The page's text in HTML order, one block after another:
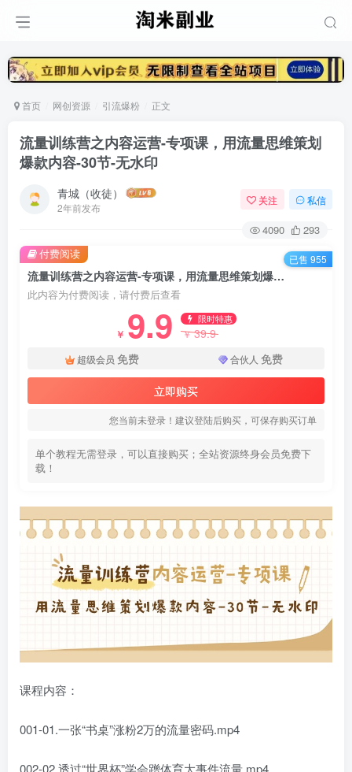
首页 网创资源 引流爆粉 正文
流量训练营之内容运营-专项课，用流量思维策划
爆款内容-30节-无水印
青城（收徒）
2年前发布
关注 私信
4090 293
流量训练营之内容运营-专项课，用流量思维策划爆款内容-30节-无水印
此内容为付费阅读，请付费后查看
￥ 9.9 限时特惠
￥39.9
超级会员 免费 合伙人 免费
立即购买
您当前未登录！建议登陆后购买，可保存购买订单
单个教程无需登录，可以直接购买；全站资源终身会员免费下
载！
付费阅读 已售 955
课程内容：
001-01.一张“书桌”涨粉2万的流量密码.mp4
002-02.透过“世界杯”学会蹭体育大事件流量.mp4